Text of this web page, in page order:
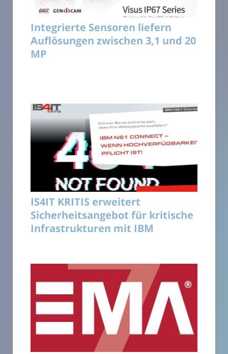
Integrierte Sensoren liefern
Auflösungen zwischen 3,1 und 20
MP
IS4IT KRITIS erweitert
Sicherheitsangebot für kritische
Infrastrukturen mit IBM